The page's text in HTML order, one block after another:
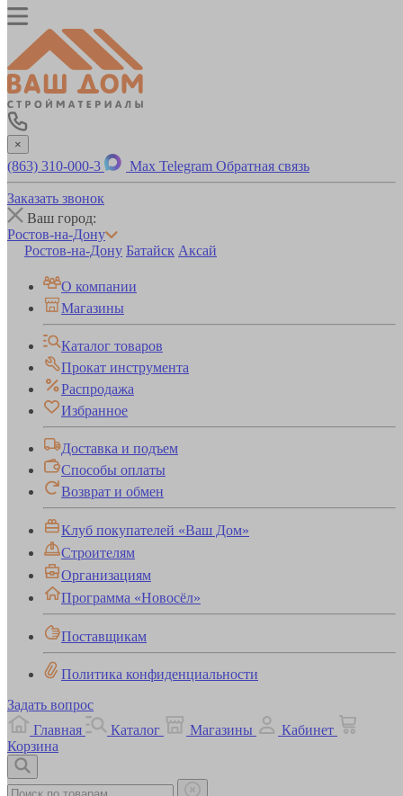
×
(863) 310-000-3 Max Telegram Обратная связь
Заказать звонок
Ваш город:
Ростов-на-Дону
Ростов-на-Дону Батайск Аксай
О компании
Магазины
Каталог товаров
Прокат инструмента
Распродажа
Избранное
Доставка и подъем
Способы оплаты
Возврат и обмен
Клуб покупателей «Ваш Дом»
Строителям
Организациям
Программа «Новосёл»
Поставщикам
Политика конфиденциальности
Задать вопрос
Главная
Каталог Магазины
Кабинет
Корзина